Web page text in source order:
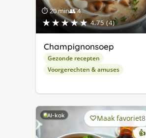
⏱ 20 min👥 4
★★★★★ 4.75 (4)
Champignonsoep
Gezonde recepten
Voorgerechten & amuses
AI-kok Maak favoriet8
👍